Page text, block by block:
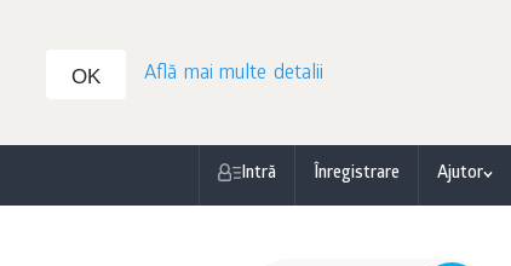
OK Află mai multe detalii
Intră Înregistrare Ajutor